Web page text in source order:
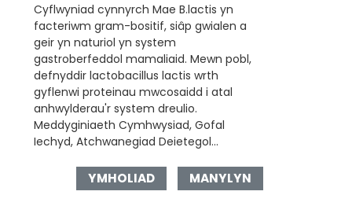
Cyflwyniad cynnyrch Mae B.lactis yn
facteriwm gram-bositif, siâp gwialen a
geir yn naturiol yn system
gastroberfeddol mamaliaid. Mewn pobl,
defnyddir lactobacillus lactis wrth
gyflenwi proteinau mwcosaidd i atal
anhwylderau'r system dreulio.
Meddyginiaeth Cymhwysiad, Gofal
Iechyd, Atchwanegiad Deietegol...
YMHOLIAD MANYLYN